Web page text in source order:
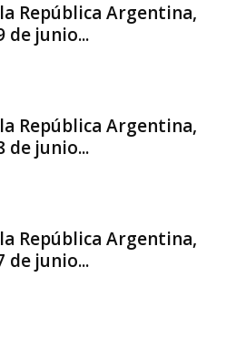
República Argentina,
de junio...
República Argentina,
de junio...
República Argentina,
de junio...